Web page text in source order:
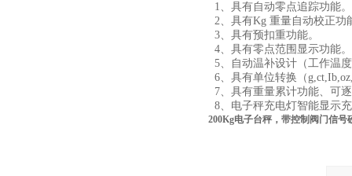
1、具有自动零点追踪功能。
2、具有Kg 重量自动校正功
3、具有预扣重功能。
4、具有零点范围显示功能。
5、自动温补设计（工作温
6、具有单位转换（
7、具有重量累计功能、可
8、电子秤充电灯智能显示
200Kg电子台秤，带控制阀门信号